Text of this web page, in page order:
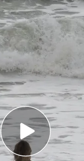
fuertes vientos,
de una
norte del país: